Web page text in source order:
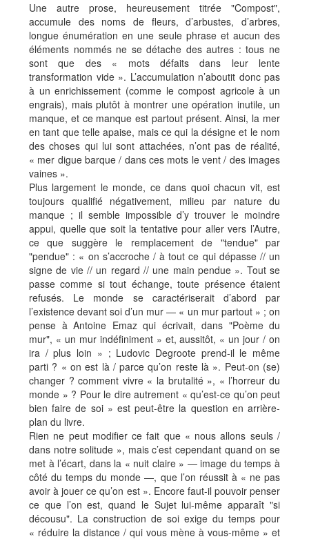
Une autre prose, heureusement titrée "Compost",
accumule des noms de fleurs, d’arbustes, d’arbres,
longue énumération en une seule phrase et aucun des
éléments nommés ne se détache des autres : tous ne
sont que des « mots défaits dans leur lente
transformation vide ». L’accumulation n’aboutit donc pas
à un enrichissement (comme le compost agricole à un
engrais), mais plutôt à montrer une opération inutile, un
manque, et ce manque est partout présent. Ainsi, la mer
en tant que telle apaise, mais ce qui la désigne et le nom
des choses qui lui sont attachées, n’ont pas de réalité,
« mer digue barque / dans ces mots le vent / des images
vaines ».
Plus largement le monde, ce dans quoi chacun vit, est
toujours qualifié négativement, milieu par nature du
manque ; il semble impossible d’y trouver le moindre
appui, quelle que soit la tentative pour aller vers l’Autre,
ce que suggère le remplacement de "tendue" par
"pendue" : « on s’accroche / à tout ce qui dépasse // un
signe de vie // un regard // une main pendue ». Tout se
passe comme si tout échange, toute présence étaient
refusés. Le monde se caractériserait d’abord par
l’existence devant soi d’un mur — « un mur partout » ; on
pense à Antoine Emaz qui écrivait, dans "Poème du
mur", « un mur indéfiniment » et, aussitôt, « un jour / on
ira / plus loin » ; Ludovic Degroote prend-il le même
parti ? « on est là / parce qu’on reste là ». Peut-on (se)
changer ? comment vivre « la brutalité », « l’horreur du
monde » ? Pour le dire autrement « qu’est-ce qu’on peut
bien faire de soi » est peut-être la question en arrière-
plan du livre.
Rien ne peut modifier ce fait que « nous allons seuls /
dans notre solitude », mais c’est cependant quand on se
met à l’écart, dans la « nuit claire » — image du temps à
côté du temps du monde —, que l’on réussit à « ne pas
avoir à jouer ce qu’on est ». Encore faut-il pouvoir penser
ce que l’on est, quand le Sujet lui-même apparaît "si
décousu". La construction de soi exige du temps pour
« réduire la distance / qui vous mène à vous-même » et